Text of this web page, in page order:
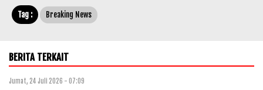
Tag : Breaking News
BERITA TERKAIT
Jumat, 24 Juli 2026 - 07:09